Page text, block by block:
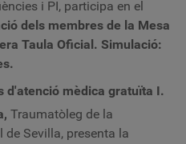
i PI, participa en el
dels membres de la Mesa
Taula Oficial. Simulació:
d'atenció mèdica gratuïta I.
Traumatòleg de la
de Sevilla, presenta la